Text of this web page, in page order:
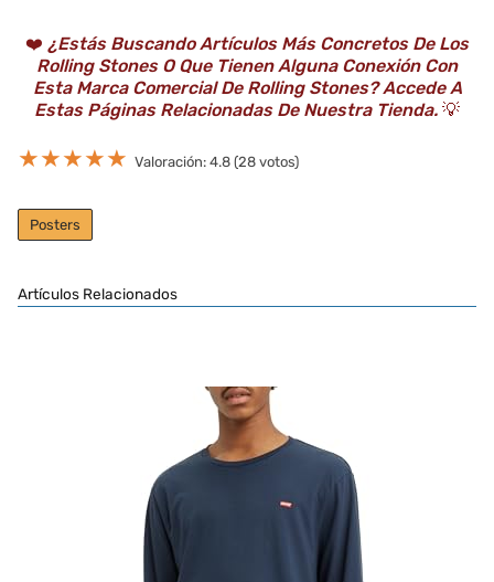
❤️ ¿Estás Buscando Artículos Más Concretos De Los
Rolling Stones O Que Tienen Alguna Conexión Con
Esta Marca Comercial De Rolling Stones? Accede A
Estas Páginas Relacionadas De Nuestra Tienda. 💡
★★★★★ Valoración: 4.8 (28 votos)
Posters
Artículos Relacionados